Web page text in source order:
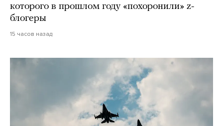
которого в прошлом году «похоронили» z-
блогеры
15 часов назад